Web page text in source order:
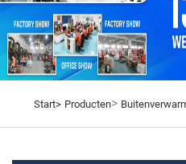
Start> Producten>